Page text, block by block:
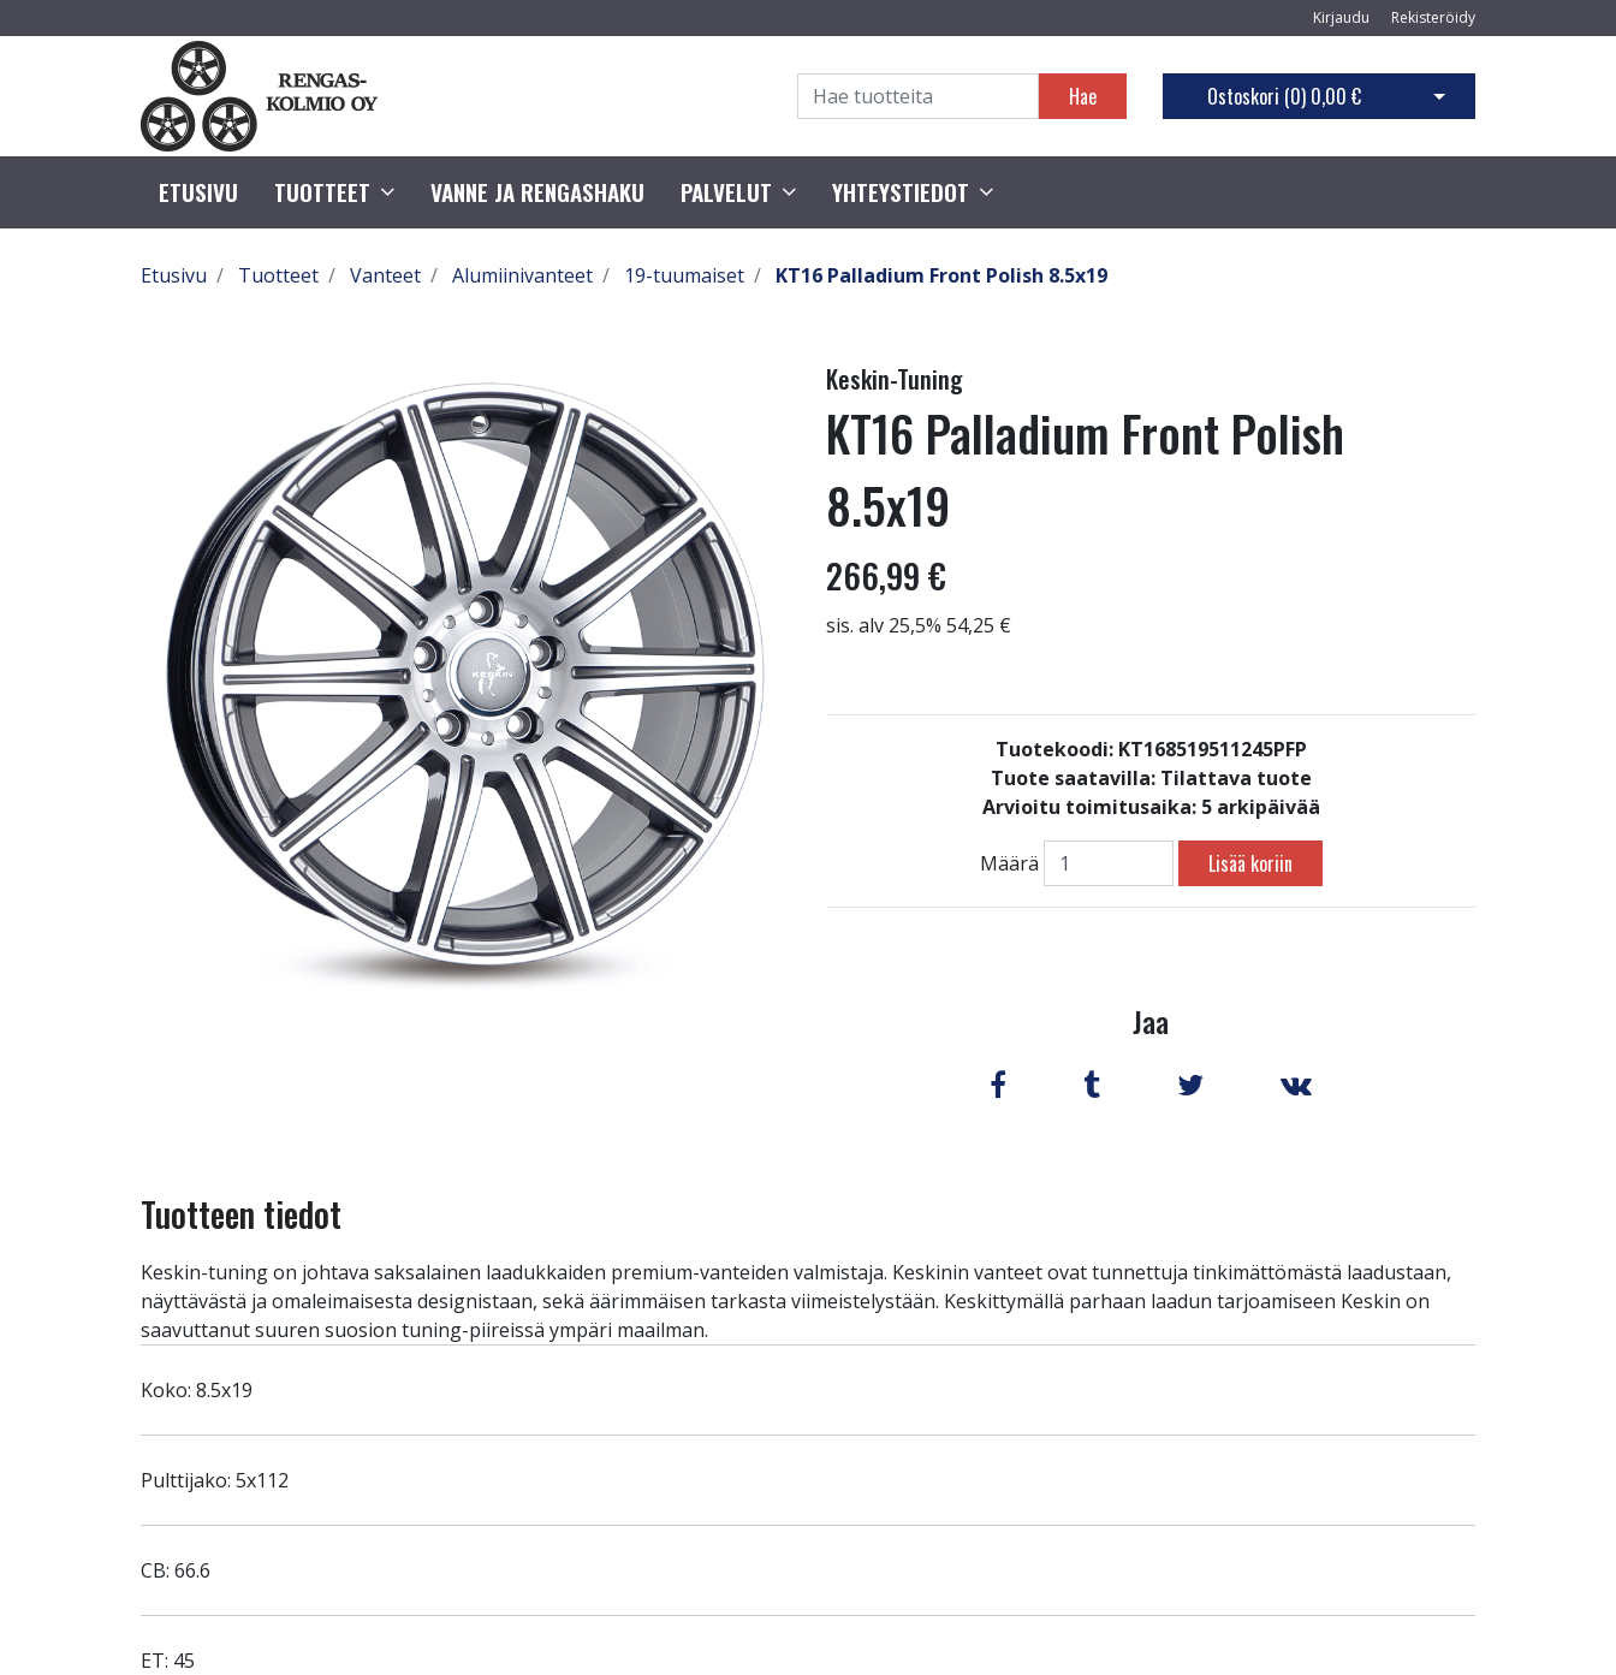
Kirjaudu Rekisteröidy
Hae Ostoskori (0) 0,00 € Avaa ostoskori
ETUSIVU TUOTTEET VANNE JA RENGASHAKU PALVELUT YHTEYSTIEDOT
Etusivu Tuotteet Vanteet Alumiinivanteet 19-tuumaiset KT16 Palladium Front Polish 8.5x19
Keskin-Tuning
KT16 Palladium Front Polish
8.5x19
266,99 €
sis. alv 25,5% 54,25 €
Tuotekoodi: KT168519511245PFP
Tuote saatavilla: Tilattava tuote
Arvioitu toimitusaika: 5 arkipäivää
Määrä Lisää koriin
Jaa
Tuotteen tiedot
Keskin-tuning on johtava saksalainen laadukkaiden premium-vanteiden valmistaja. Keskinin vanteet ovat tunnettuja tinkimättömästä laadustaan,
näyttävästä ja omaleimaisesta designistaan, sekä äärimmäisen tarkasta viimeistelystään. Keskittymällä parhaan laadun tarjoamiseen Keskin on
saavuttanut suuren suosion tuning-piireissä ympäri maailman.
Koko: 8.5x19
Pulttijako: 5x112
CB: 66.6
ET: 45